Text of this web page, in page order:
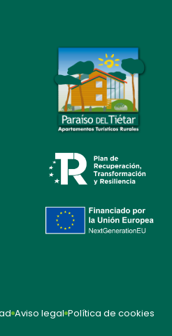
Aviso legal Política de cookies